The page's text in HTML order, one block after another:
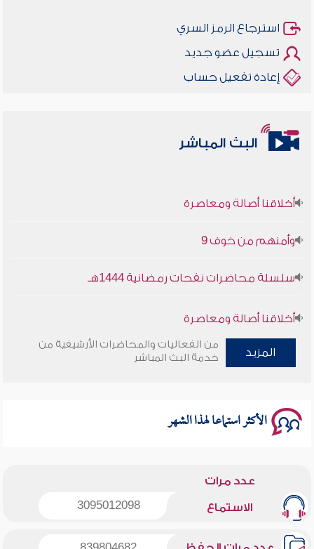
استرجاع الرمز السري
تسجيل عضو جديد
إعادة تفعيل حساب
البث المباشر
أخلاقنا أصالة ومعاصرة
وأمنهم من خوف 9
سلسلة محاضرات نفحات رمضانية 1444هـ
أخلاقنا أصالة ومعاصرة
وأمنهم من خوف 9
المزيد
من الفعاليات والمحاضرات الأرشيفية من
خدمة البث المباشر
الأكثر استماعا لهذا الشهر
عدد مرات
الاستماع 3095012098